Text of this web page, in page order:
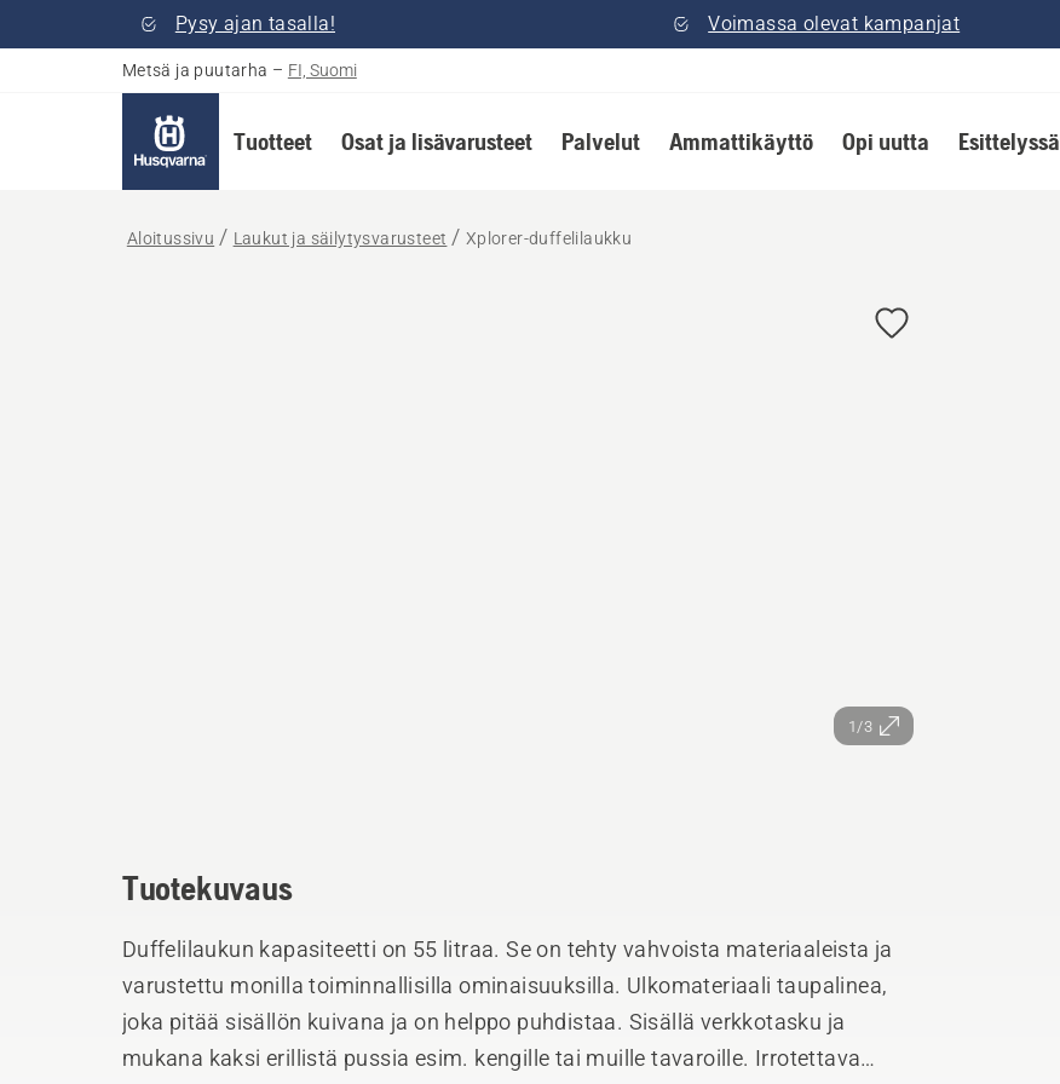
Pysy ajan tasalla! Voimassa olevat kampanjat
Metsä ja puutarha – FI, Suomi
Tuotteet Osat ja lisävarusteet Palvelut Ammattikäyttö Opi uutta Esittelyssä
Aloitussivu Laukut ja säilytysvarusteet Xplorer-duffelilaukku
1/3
Tuotekuvaus
Duffelilaukun kapasiteetti on 55 litraa. Se on tehty vahvoista materiaaleista ja
varustettu monilla toiminnallisilla ominaisuuksilla. Ulkomateriaali taupalinea,
joka pitää sisällön kuivana ja on helppo puhdistaa. Sisällä verkkotasku ja
mukana kaksi erillistä pussia esim. kengille tai muille tavaroille. Irrotettava